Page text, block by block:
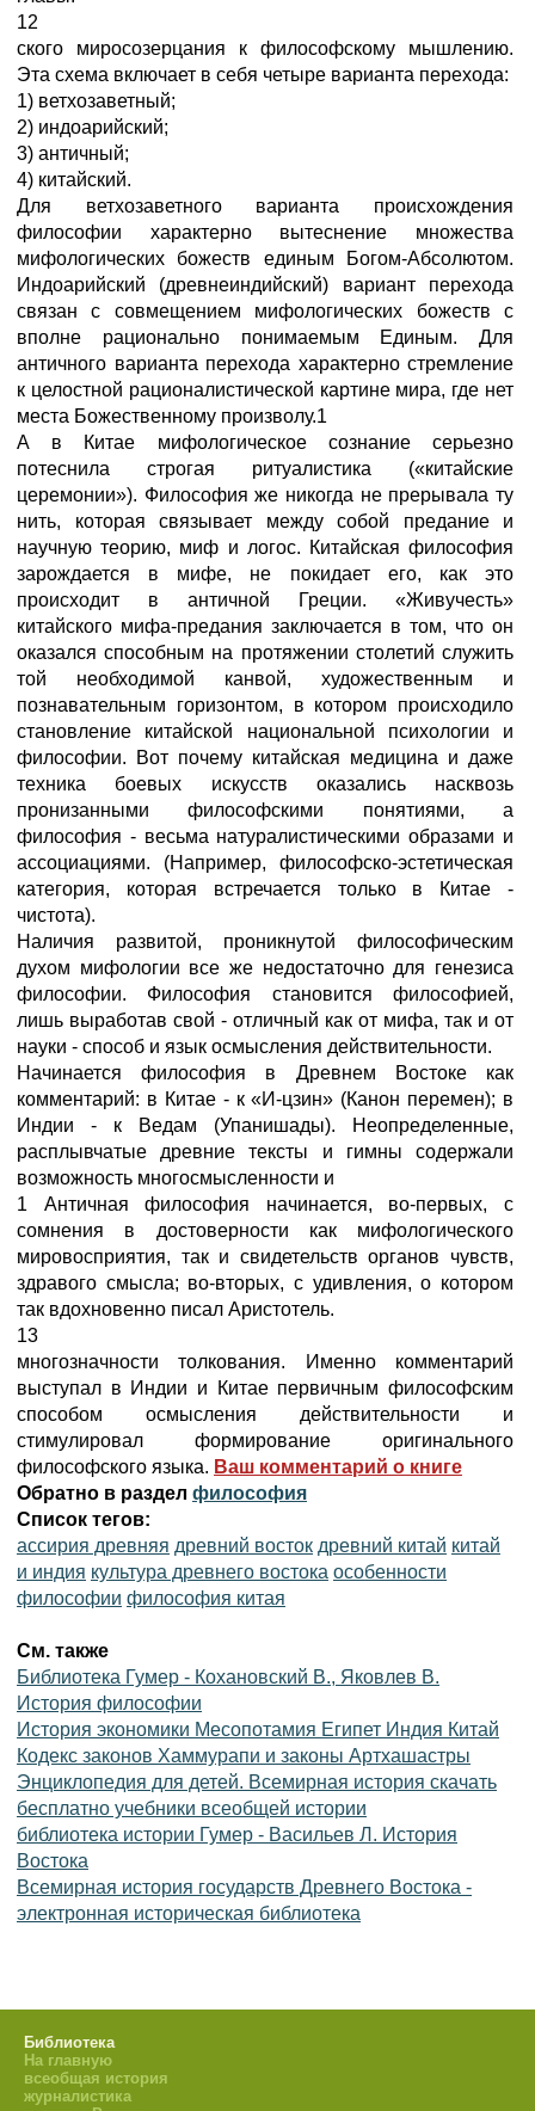
12
ского миросозерцания к философскому мышлению.
Эта схема включает в себя четыре варианта перехода:
1) ветхозаветный;
2) индоарийский;
3) античный;
4) китайский.
Для ветхозаветного варианта происхождения
философии характерно вытеснение множества
мифологических божеств единым Богом-Абсолютом.
Индоарийский (древнеиндийский) вариант перехода
связан с совмещением мифологических божеств с
вполне рационально понимаемым Единым. Для
античного варианта перехода характерно стремление
к целостной рационалистической картине мира, где нет
места Божественному произволу.1
А в Китае мифологическое сознание серьезно
потеснила строгая ритуалистика («китайские
церемонии»). Философия же никогда не прерывала ту
нить, которая связывает между собой предание и
научную теорию, миф и логос. Китайская философия
зарождается в мифе, не покидает его, как это
происходит в античной Греции. «Живучесть»
китайского мифа-предания заключается в том, что он
оказался способным на протяжении столетий служить
той необходимой канвой, художественным и
познавательным горизонтом, в котором происходило
становление китайской национальной психологии и
философии. Вот почему китайская медицина и даже
техника боевых искусств оказались насквозь
пронизанными философскими понятиями, а
философия - весьма натуралистическими образами и
ассоциациями. (Например, философско-эстетическая
категория, которая встречается только в Китае -
чистота).
Наличия развитой, проникнутой философическим
духом мифологии все же недостаточно для генезиса
философии. Философия становится философией,
лишь выработав свой - отличный как от мифа, так и от
науки - способ и язык осмысления действительности.
Начинается философия в Древнем Востоке как
комментарий: в Китае - к «И-цзин» (Канон перемен); в
Индии - к Ведам (Упанишады). Неопределенные,
расплывчатые древние тексты и гимны содержали
возможность многосмысленности и
1 Античная философия начинается, во-первых, с
сомнения в достоверности как мифологического
мировосприятия, так и свидетельств органов чувств,
здравого смысла; во-вторых, с удивления, о котором
так вдохновенно писал Аристотель.
13
многозначности толкования. Именно комментарий
выступал в Индии и Китае первичным философским
способом осмысления действительности и
стимулировал формирование оригинального
философского языка. Ваш комментарий о книге
Обратно в раздел философия
Список тегов:
ассирия древняя древний восток древний китай китай
и индия культура древнего востока особенности
философии философия китая
См. также
Библиотека Гумер - Кохановский В., Яковлев В.
История философии
История экономики Месопотамия Египет Индия Китай
Кодекс законов Хаммурапи и законы Артхашастры
Энциклопедия для детей. Всемирная история скачать
бесплатно учебники всеобщей истории
библиотека истории Гумер - Васильев Л. История
Востока
Всемирная история государств Древнего Востока -
электронная историческая библиотека
Библиотека
На главную
всеобщая история
журналистика